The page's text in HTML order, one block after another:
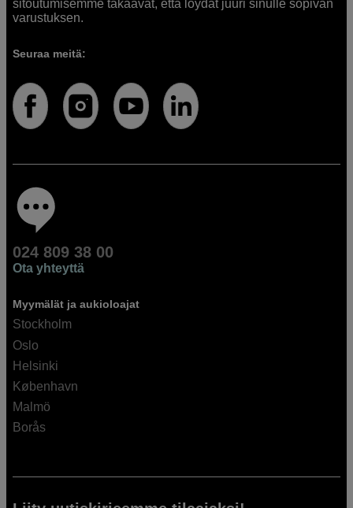
sitoutumisemme takaavat, että löydät juuri sinulle sopivan
varustuksen.
Seuraa meitä:
024 809 38 00
Ota yhteyttä
Myymälät ja aukioloajat
Stockholm
Oslo
Helsinki
København
Malmö
Borås